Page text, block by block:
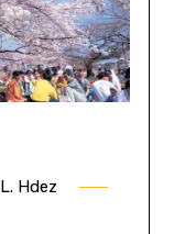
L. Hdez